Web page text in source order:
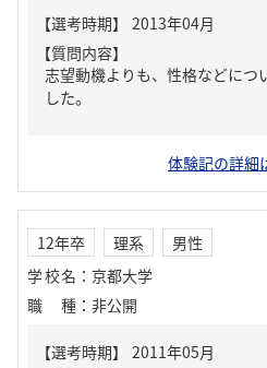
【質問内容】
志望動機よりも、性格などにつ
した。
体験記の詳細
12年卒 理系
男性
学校名 ： 京都大学
職種 ： 非公開